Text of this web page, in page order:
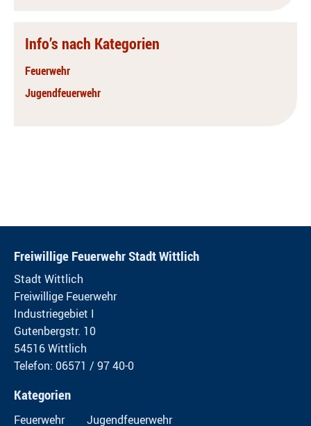
Info’s nach Kategorien
Feuerwehr
Jugendfeuerwehr
Freiwillige Feuerwehr Stadt Wittlich
Stadt Wittlich
Freiwillige Feuerwehr
Industriegebiet I
Gutenbergstr. 10
54516 Wittlich
Telefon: 06571 / 97 40-0
Kategorien
Feuerwehr Jugendfeuerwehr